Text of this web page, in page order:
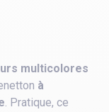
multicolores
à
. Pratique, ce